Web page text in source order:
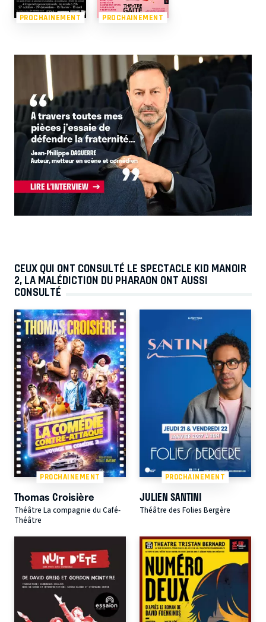
PROCHAINEMENT PROCHAINEMENT
CEUX QUI ONT CONSULTÉ LE SPECTACLE KID MANOIR
2, LA MALÉDICTION DU PHARAON ONT AUSSI
CONSULTÉ
PROCHAINEMENT
Thomas Croisière
Théâtre La compagnie du Café-
Théâtre
PROCHAINEMENT
JULIEN SANTINI
Théâtre des Folies Bergère